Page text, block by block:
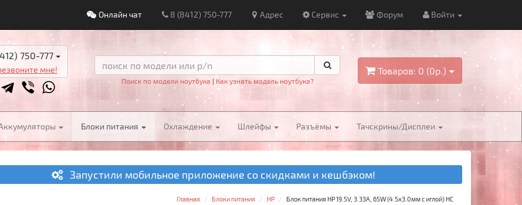
Онлайн чат 8 (8412) 750-777 Адрес Сервис Форум Войти
750-777
мне!
Поиск по модели ноутбука | Как узнать модель ноутбука?
Товаров: 0 (0р.)
Блоки питания Охлаждение Шлейфы Разъёмы Тачскрины/Дисплеи
Запустили мобильное приложение со скидками и кешбэком!
Главная Блоки питания HP Блок питания HP 19.5V, 3.33A, 65W (4.5x3.0мм с иглой) HC